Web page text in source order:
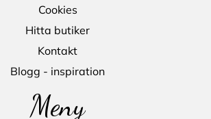
Cookies
Hitta butiker
Kontakt
Blogg - inspiration
Meny